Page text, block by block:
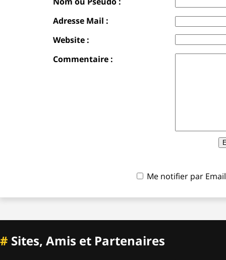
Adresse Mail :
Website :
Commentaire :
Me notifier par
# Sites, Amis et Partenaires